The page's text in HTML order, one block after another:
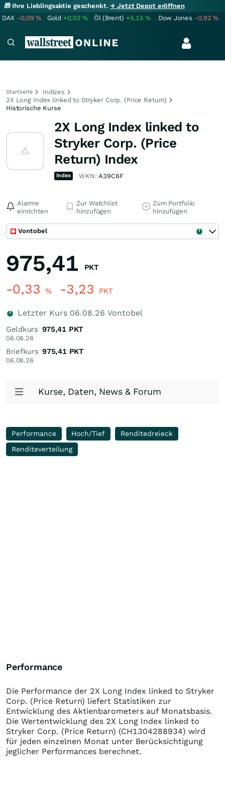
🎁 Ihre Lieblingsaktie geschenkt.→ Jetzt Depot eröffnen
DAX -0,09% Gold +0,02% Öl (Brent) +5,15% Dow Jones -0,92%
Startseite
Indizes
2X Long Index linked to Stryker Corp. (Price Return)
Historische Kurse
2X Long Index linked to
Stryker Corp. (Price
Return) Index
Index WKN:A39C6F
Alarme
einrichten
Zur Watchlist
hinzufügen
Zum Portfolio
hinzufügen
Vontobel
975,41 PKT
-0,33 % -3,23 PKT
Letzter Kurs 06.08.26 Vontobel
Geldkurs
06.08.26
975,41 PKT
Briefkurs
06.08.26
975,41 PKT
Kurse, Daten, News & Forum
Performance Hoch/Tief
Renditedreieck
Renditeverteilung
Performance
Die Performance der 2X Long Index linked to Stryker
Corp. (Price Return) liefert Statistiken zur
Entwicklung des Aktienbarometers auf Monatsbasis.
Die Wertentwicklung des 2X Long Index linked to
Stryker Corp. (Price Return) (CH1304288934) wird
für jeden einzelnen Monat unter Berücksichtigung
jeglicher Performances berechnet.